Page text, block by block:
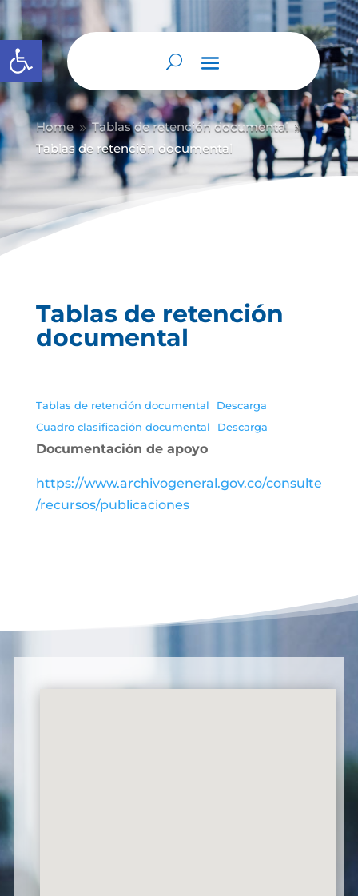
Abrir barra de herramientas
Home 9 Tablas de retención documental 9
Tablas de retención documental
Tablas de retención
documental
Tablas de retención documental
Descarga
Cuadro clasificación documental
Descarga
Documentación de apoyo
https://www.archivogeneral.gov.co/consulte
/recursos/publicaciones